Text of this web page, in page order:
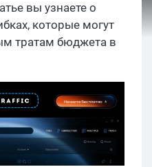
вы узнаете о
которые могут
тратам бюджета в